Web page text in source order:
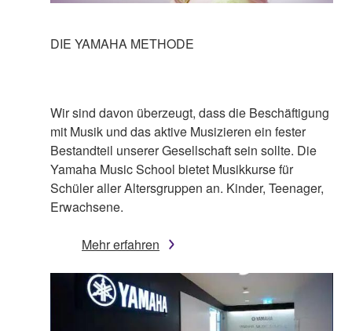
DIE YAMAHA METHODE
Wir sind davon überzeugt, dass die Beschäftigung
mit Musik und das aktive Musizieren ein fester
Bestandteil unserer Gesellschaft sein sollte. Die
Yamaha Music School bietet Musikkurse für
Schüler aller Altersgruppen an. Kinder, Teenager,
Erwachsene.
Mehr erfahren